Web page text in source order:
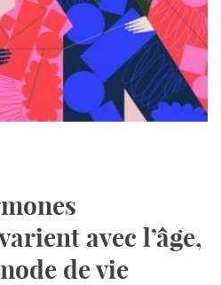
avec l’âge,
de vie